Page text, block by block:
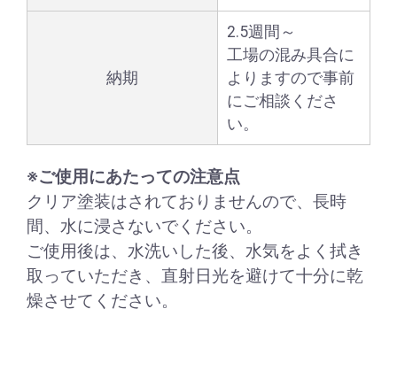
納期
2.5週間～
工場の混み具合に
よりますので事前
にご相談くださ
い。
※ご使用にあたっての注意点
クリア塗装はされておりませんので、長時
間、水に浸さないでください。
ご使用後は、水洗いした後、水気をよく拭き
取っていただき、直射日光を避けて十分に乾
燥させてください。